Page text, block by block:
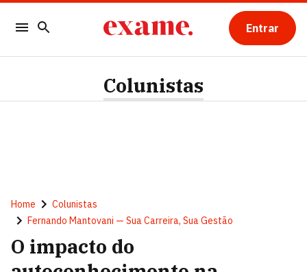
Entrar
Colunistas
Home
Colunistas
Fernando Mantovani — Sua Carreira, Sua Gestão
O impacto do